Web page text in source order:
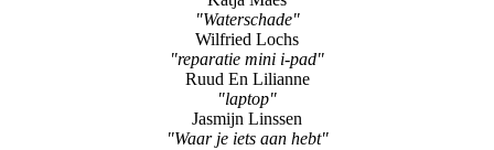
Ruud En Lilianne
"laptop"
Jasmijn Linssen
"Waar je iets aan hebt"
Joep Deumes
"Aanrader"
Geert Fiddelaers